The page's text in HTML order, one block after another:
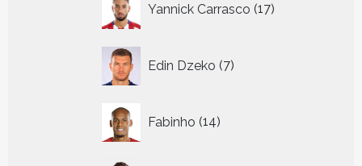
Yannick Carrasco 17
producten
Edin Dzeko 7
producten
Fabinho 14
producten